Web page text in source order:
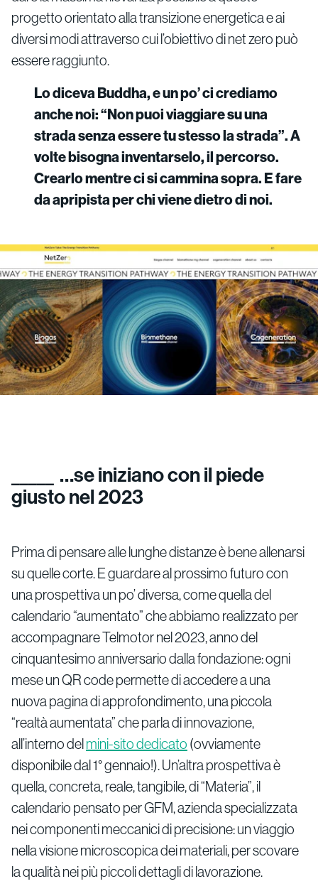
progetto orientato alla transizione energetica e ai
diversi modi attraverso cui l’obiettivo di net zero può
essere raggiunto.
Lo diceva Buddha, e un po’ ci crediamo
anche noi: “Non puoi viaggiare su una
strada senza essere tu stesso la strada”. A
volte bisogna inventarselo, il percorso.
Crearlo mentre ci si cammina sopra. E fare
da apripista per chi viene dietro di noi.
…se iniziano con il piede
giusto nel 2023
Prima di pensare alle lunghe distanze è bene allenarsi
su quelle corte. E guardare al prossimo futuro con
una prospettiva un po’ diversa, come quella del
calendario “aumentato” che abbiamo realizzato per
accompagnare Telmotor nel 2023, anno del
cinquantesimo anniversario dalla fondazione: ogni
mese un QR code permette di accedere a una
nuova pagina di approfondimento, una piccola
“realtà aumentata” che parla di innovazione,
all’interno delmini-sito dedicato (ovviamente
disponibile dal 1° gennaio!). Un’altra prospettiva è
quella, concreta, reale, tangibile, di “Materia”, il
calendario pensato per GFM, azienda specializzata
nei componenti meccanici di precisione: un viaggio
nella visione microscopica dei materiali, per scovare
la qualità nei più piccoli dettagli di lavorazione.